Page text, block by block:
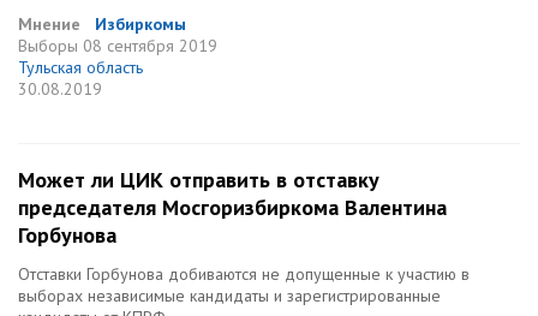
Мнение
Избиркомы
Выборы 08 сентября 2019
Тульская область
30.08.2019
Может ли ЦИК отправить в отставку
председателя Мосгоризбиркома Валентина
Горбунова
Отставки Горбунова добиваются не допущенные к участию в
выборах независимые кандидаты и зарегистрированные